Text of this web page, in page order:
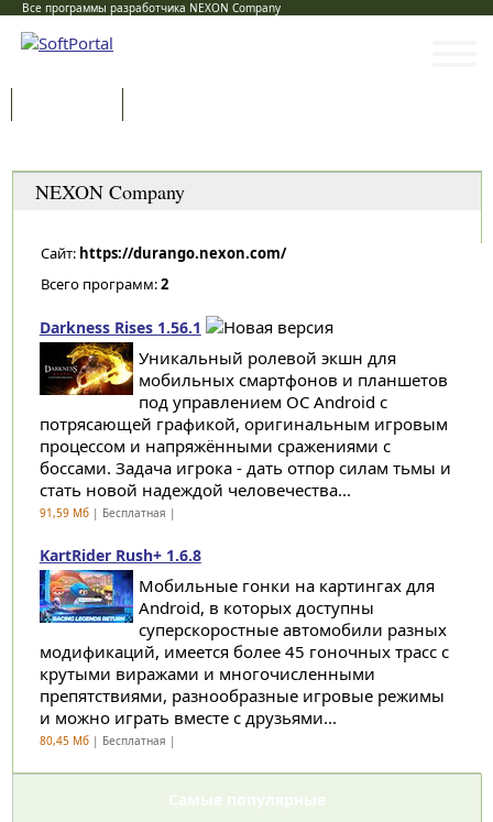
Все программы разработчика NEXON Company
NEXON Company
Сайт: https://durango.nexon.com/
Всего программ:2
Darkness Rises 1.56.1
Уникальный ролевой экшн для
мобильных смартфонов и планшетов
под управлением ОС Android с
потрясающей графикой, оригинальным игровым
процессом и напряжёнными сражениями с
боссами. Задача игрока - дать отпор силам тьмы и
стать новой надеждой человечества...
91,59 Мб| Бесплатная |
KartRider Rush+ 1.6.8
Мобильные гонки на картингах для
Android, в которых доступны
суперскоростные автомобили разных
модификаций, имеется более 45 гоночных трасс с
крутыми виражами и многочисленными
препятствиями, разнообразные игровые режимы
и можно играть вместе с друзьями...
80,45 Мб| Бесплатная |
Самые популярные